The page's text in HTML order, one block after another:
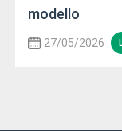
modello
27/05/2026